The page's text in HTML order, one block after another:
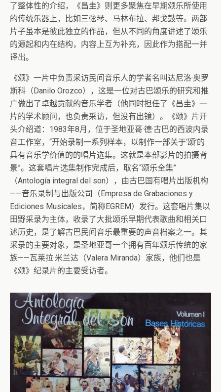
了整体性的介绍，《昌圭》则更多聚焦在早期颂乐所使用
的传统乐器上，比如三弦琴、马林布拉、邦戈鼓等。两部
片子虽本是彼此独立的作品，但从不同的角度讲述了颂乐
的源起和内在结构，内容上互为补充，因此作为搭配一并
译出。
《颂》一片中负责采访民间音乐人的学者名叫达尼洛·奥罗
斯科（Danilo Orozco），这是一位对古巴颂乐的研究和推
广做出了卓越贡献的音乐学者（他同时担任了《昌圭》一
片的学术顾问，也负责采访，但没有出镜）。《颂》片开
头介绍道：1983年8月，位于圣地亚哥·德·古巴的西波内录
音工作室，“开始录制一系列样本，以制作一部关于‘颂’的
具有音乐学价值的的唱片选集。这就是本部影片的拍摄背
景”。这套唱片选集制作完成后，取名“颂乐全集”
（Antología integral del son），由古巴国有唱片出版机构
——音乐录制与出版公司（Empresa de Grabaciones y
Ediciones Musicales，简称EGREM）发行。这套唱片集以
田野采录为主体，收录了大批颂乐早期代表歌曲和相关口
述历史，是了解古巴民间音乐最重要的声音档案之一。其
采录的主要对象，是圣地亚哥一个拥有百年颂乐传统的家
族——瓦莱拉·米兰达（Valera Miranda）家族，他们也是
《颂》纪录片的主要受访者。